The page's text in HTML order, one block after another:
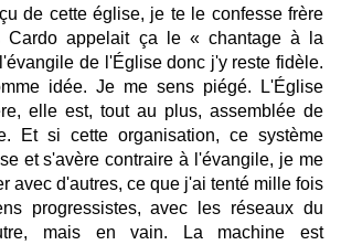
de cette église, je te le confesse frère
Cardo appelait ça le « chantage à la
de l'Église donc j'y reste fidèle.
idée. Je me sens piégé. L'Église
elle est, tout au plus, assemblée de
Et si cette organisation, ce système
et s'avère contraire à l'évangile, je me
avec d'autres, ce que j'ai tenté mille fois
progressistes, avec les réseaux du
mais en vain. La machine est